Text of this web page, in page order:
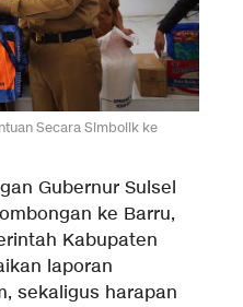
Secara Simbolik ke
Gubernur Sulsel
ke Barru,
Kabupaten
laporan
sekaligus harapan